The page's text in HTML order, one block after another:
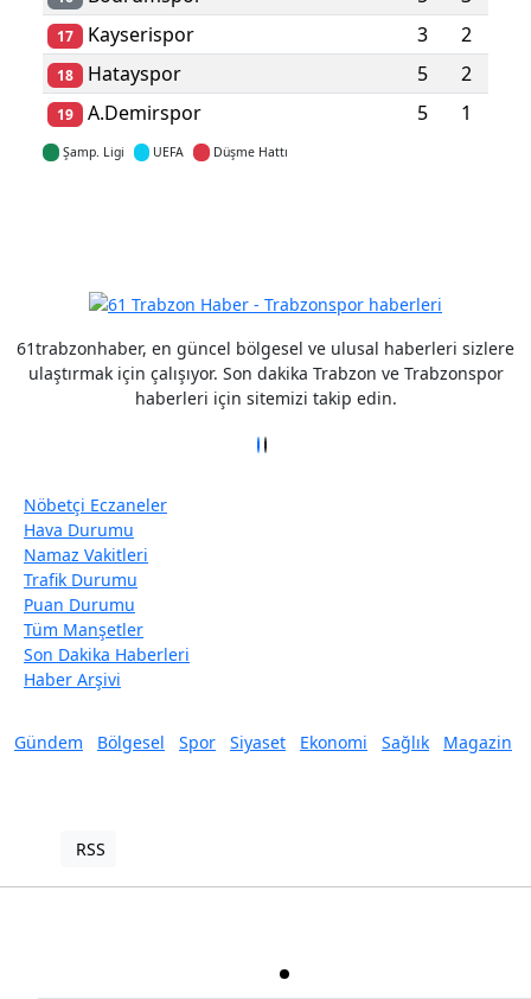
17 Kayserispor 3 2
18 Hatayspor 5 2
19 A.Demirspor 5 1
Şamp. Ligi UEFA Düşme Hattı
61trabzonhaber, en güncel bölgesel ve ulusal haberleri sizlere
ulaştırmak için çalışıyor. Son dakika Trabzon ve Trabzonspor
haberleri için sitemizi takip edin.
Nöbetçi Eczaneler
Hava Durumu
Namaz Vakitleri
Trafik Durumu
Puan Durumu
Tüm Manşetler
Son Dakika Haberleri
Haber Arşivi
Gündem Bölgesel Spor Siyaset Ekonomi Sağlık Magazin
RSS